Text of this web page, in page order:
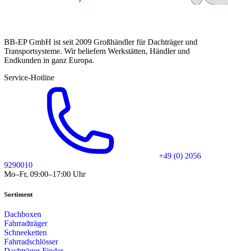
BB-EP GmbH ist seit 2009 Großhändler für Dachträger und
Transportsysteme. Wir beliefern Werkstätten, Händler und
Endkunden in ganz Europa.
Service-Hotline
+49 (0) 2056
9290010
Mo–Fr, 09:00–17:00 Uhr
Sortiment
Dachboxen
Fahrradträger
Schneeketten
Fahrradschlösser